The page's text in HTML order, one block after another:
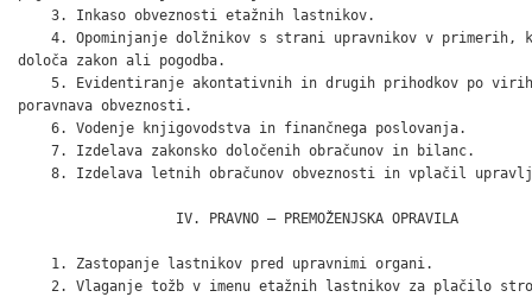
    3. Inkaso obveznosti etažnih lastnikov.
4. Opominjanje dolžnikov s strani upravnikov v primerih,
določa zakon ali pogodba.
5. Evidentiranje akontativnih in drugih prihodkov po
poravnava obveznosti.
    6. Vodenje knjigovodstva in finančnega poslovanja.
    7. Izdelava zakonsko določenih obračunov in bilanc.
8. Izdelava letnih obračunov obveznosti in vplačil
                   IV. PRAVNO – PREMOŽENJSKA OPRAVILA
    1. Zastopanje lastnikov pred upravnimi organi.
2. Vlaganje tožb v imenu etažnih lastnikov za plačilo